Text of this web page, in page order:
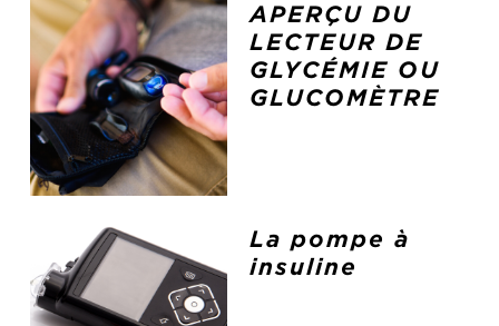
APERÇU DU
LECTEUR DE
GLYCÉMIE OU
GLUCOMÈTRE
La pompe à
insuline